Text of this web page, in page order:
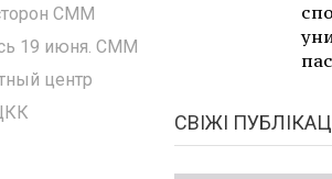
СММ
19 июня. СММ
центр
СВІЖІ